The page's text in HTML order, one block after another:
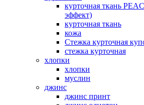
курточная ткань
эффект)
курточная ткань
кожа
Стежка курточная
стежка курточная
хлопки
хлопки
муслин
джинс
джинс принт